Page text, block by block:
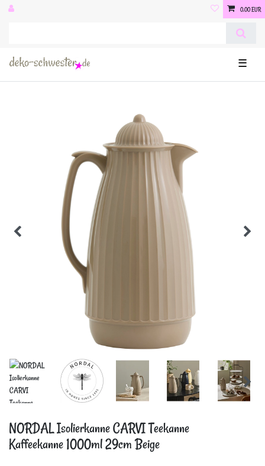
0,00 EUR
☰
NORDAL Isolierkanne CARVI Teekanne
Kaffeekanne 1000ml 29cmBeige